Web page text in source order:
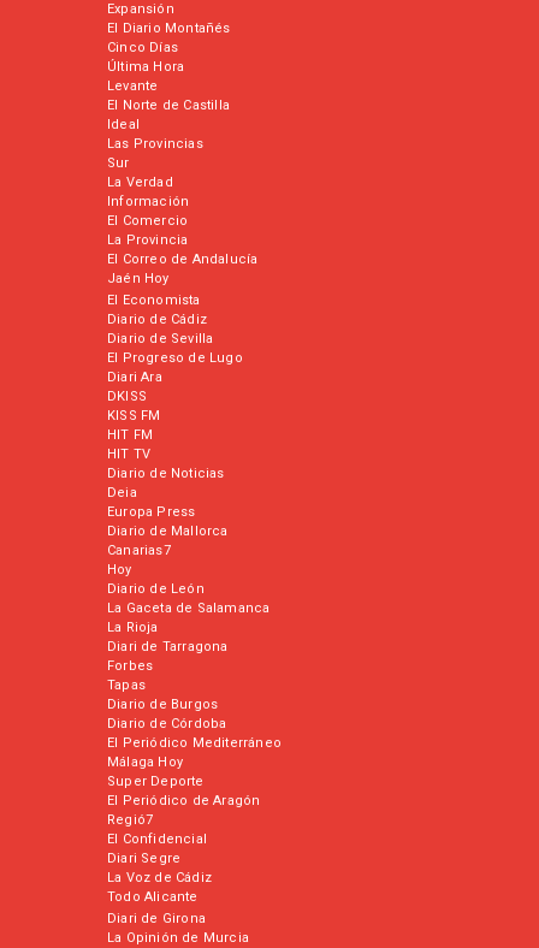
Expansión
El Diario Montañés
Cinco Días
Última Hora
Levante
El Norte de Castilla
Ideal
Las Provincias
Sur
La Verdad
Información
El Comercio
La Provincia
El Correo de Andalucía
Jaén Hoy
El Economista
Diario de Cádiz
Diario de Sevilla
El Progreso de Lugo
Diari Ara
DKISS
KISS FM
HIT FM
HIT TV
Diario de Noticias
Deia
Europa Press
Diario de Mallorca
Canarias7
Hoy
Diario de León
La Gaceta de Salamanca
La Rioja
Diari de Tarragona
Forbes
Tapas
Diario de Burgos
Diario de Córdoba
El Periódico Mediterráneo
Málaga Hoy
Super Deporte
El Periódico de Aragón
Regió7
El Confidencial
Diari Segre
La Voz de Cádiz
Todo Alicante
Diari de Girona
La Opinión de Murcia